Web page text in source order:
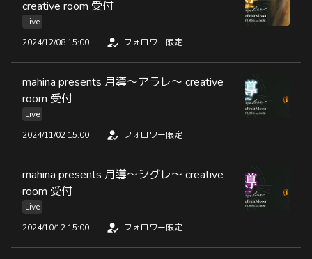
creative room 受付
Live
2024/12/08 15:00
フォロワー限定
mahina presents 月導〜アラレ〜 creative
room 受付
Live
2024/11/02 15:00
フォロワー限定
mahina presents 月導〜シグレ〜 creative
room 受付
Live
2024/10/12 15:00
フォロワー限定